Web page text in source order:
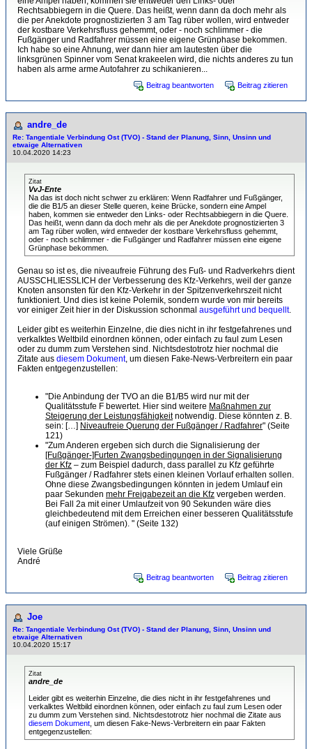
Rechtsabbiegern in die Quere. Das heißt, wenn dann da doch mehr als
die per Anekdote prognostizierten 3 am Tag rüber wollen, wird entweder
der kostbare Verkehrsfluss gehemmt, oder - noch schlimmer - die
Fußgänger und Radfahrer müssen eine eigene Grünphase bekommen.
Ich habe so eine Ahnung, wer dann hier am lautesten über die
linksgrünen Spinner vom Senat krakeelen wird, die nichts anderes zu tun
haben als arme arme Autofahrer zu schikanieren...
Beitrag beantworten Beitrag zitieren
andre_de
Re: Tangentiale Verbindung Ost (TVO) - Stand der Planung, Sinn, Unsinn und
etwaige Alternativen
10.04.2020 14:23
Zitat
VvJ-Ente
Na das ist doch nicht schwer zu erklären: Wenn Radfahrer und Fußgänger,
die die B1/5 an dieser Stelle queren, keine Brücke, sondern eine Ampel
haben, kommen sie entweder den Links- oder Rechtsabbiegern in die Quere.
Das heißt, wenn dann da doch mehr als die per Anekdote prognostizierten 3
am Tag rüber wollen, wird entweder der kostbare Verkehrsfluss gehemmt,
oder - noch schlimmer - die Fußgänger und Radfahrer müssen eine eigene
Grünphase bekommen.
Genau so ist es, die niveaufreie Führung des Fuß- und Radverkehrs dient
AUSSCHLIESSLICH der Verbesserung des Kfz-Verkehrs, weil der ganze
Knoten ansonsten für den Kfz-Verkehr in der Spitzenverkehrszeit nicht
funktioniert. Und dies ist keine Polemik, sondern wurde von mir bereits
vor einiger Zeit hier in der Diskussion schonmal ausgeführt und bequellt.
Leider gibt es weiterhin Einzelne, die dies nicht in ihr festgefahrenes und
verkalktes Weltbild einordnen können, oder einfach zu faul zum Lesen
oder zu dumm zum Verstehen sind. Nichtsdestotrotz hier nochmal die
Zitate aus diesem Dokument, um diesen Fake-News-Verbreitern ein paar
Fakten entgegenzustellen:
"Die Anbindung der TVO an die B1/B5 wird nur mit der
Qualitätsstufe F bewertet. Hier sind weitere Maßnahmen zur
Steigerung der Leistungsfähigkeitnotwendig. Diese könnten z. B.
sein: […] Niveaufreie Querung der Fußgänger / Radfahrer" (Seite
121)
"Zum Anderen ergeben sich durch die Signalisierung der
[Fußgänger-]Furten Zwangsbedingungen in der Signalisierung
der Kfz – zum Beispiel dadurch, dass parallel zu Kfz geführte
Fußgänger / Radfahrer stets einen kleinen Vorlauf erhalten sollen.
Ohne diese Zwangsbedingungen könnten in jedem Umlauf ein
paar Sekunden mehr Freigabezeit an die Kfz vergeben werden.
Bei Fall 2a mit einer Umlaufzeit von 90 Sekunden wäre dies
gleichbedeutend mit dem Erreichen einer besseren Qualitätsstufe
(auf einigen Strömen). " (Seite 132)
Viele Grüße
André
Beitrag beantworten Beitrag zitieren
Joe
Re: Tangentiale Verbindung Ost (TVO) - Stand der Planung, Sinn, Unsinn und
etwaige Alternativen
10.04.2020 15:17
Zitat
andre_de
Leider gibt es weiterhin Einzelne, die dies nicht in ihr festgefahrenes und
verkalktes Weltbild einordnen können, oder einfach zu faul zum Lesen oder
zu dumm zum Verstehen sind. Nichtsdestotrotz hier nochmal die Zitate aus
diesem Dokument , um diesen Fake-News-Verbreitern ein paar Fakten
entgegenzustellen: